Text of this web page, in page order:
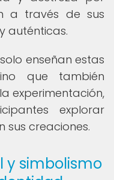
a través de sus
auténticas.
enseñan estas
que también
experimentación,
explorar
sus creaciones.
y simbolismo